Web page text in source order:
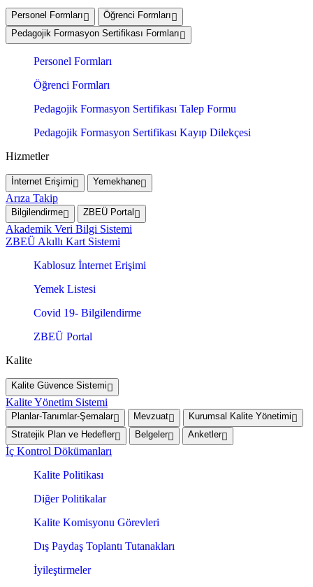
Personel Formları
Öğrenci Formları
Pedagojik Formasyon Sertifikası Formları
Personel Formları
Öğrenci Formları
Pedagojik Formasyon Sertifikası Talep Formu
Pedagojik Formasyon Sertifikası Kayıp Dilekçesi
Hizmetler
İnternet Erişimi Yemekhane
Arıza Takip
Bilgilendirme ZBEÜ Portal
Akademik Veri Bilgi Sistemi
ZBEÜ Akıllı Kart Sistemi
Kablosuz İnternet Erişimi
Yemek Listesi
Covid 19- Bilgilendirme
ZBEÜ Portal
Kalite
Kalite Güvence Sistemi
Kalite Yönetim Sistemi
Planlar-Tanımlar-Şemalar Mevzuat
Kurumsal Kalite Yönetimi
Stratejik Plan ve Hedefler
Belgeler Anketler
İç Kontrol Dökümanları
Kalite Politikası
Diğer Politikalar
Kalite Komisyonu Görevleri
Dış Paydaş Toplantı Tutanakları
İyileştirmeler